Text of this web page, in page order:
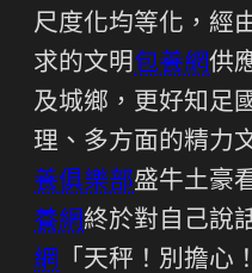
尺度化均等化，經
求的文明包養網供
及城鄉，更好知足
理、多方面的精力
養俱樂部盛牛土豪
養網終於對自己說
網 「天秤！別擔心